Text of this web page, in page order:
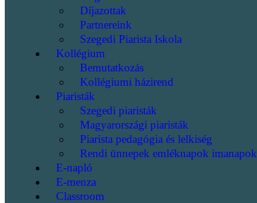
Díjazottak
Partnereink
Szegedi Piarista Iskola
Kollégium
Bemutatkozás
Kollégiumi házirend
Piaristák
Szegedi piaristák
Magyarországi piaristák
Piarista pedagógia és lelkiség
Rendi ünnepek emléknapok imanapok
E-napló
E-menza
Classroom